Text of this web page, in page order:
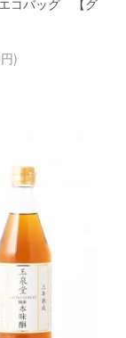
コバッグ 【グ
)